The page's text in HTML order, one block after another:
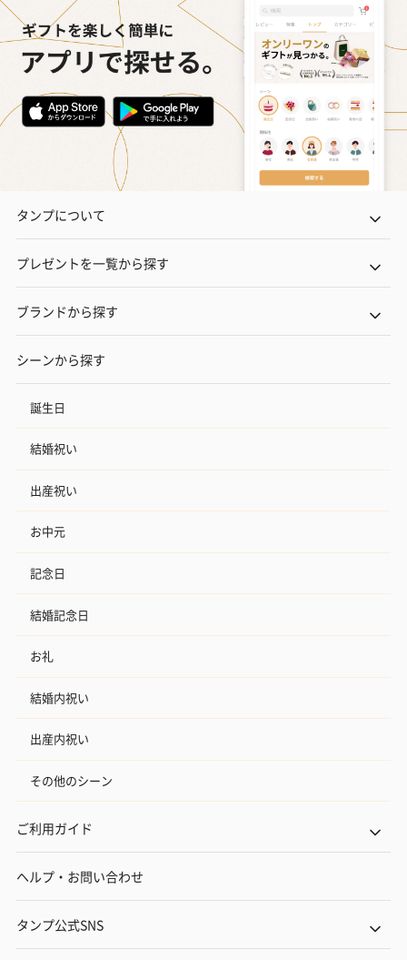
タンプについて
プレゼントを一覧から探す
ブランドから探す
シーンから探す
誕生日
結婚祝い
出産祝い
お中元
記念日
結婚記念日
お礼
結婚内祝い
出産内祝い
その他のシーン
ご利用ガイド
ヘルプ・お問い合わせ
タンプ公式SNS